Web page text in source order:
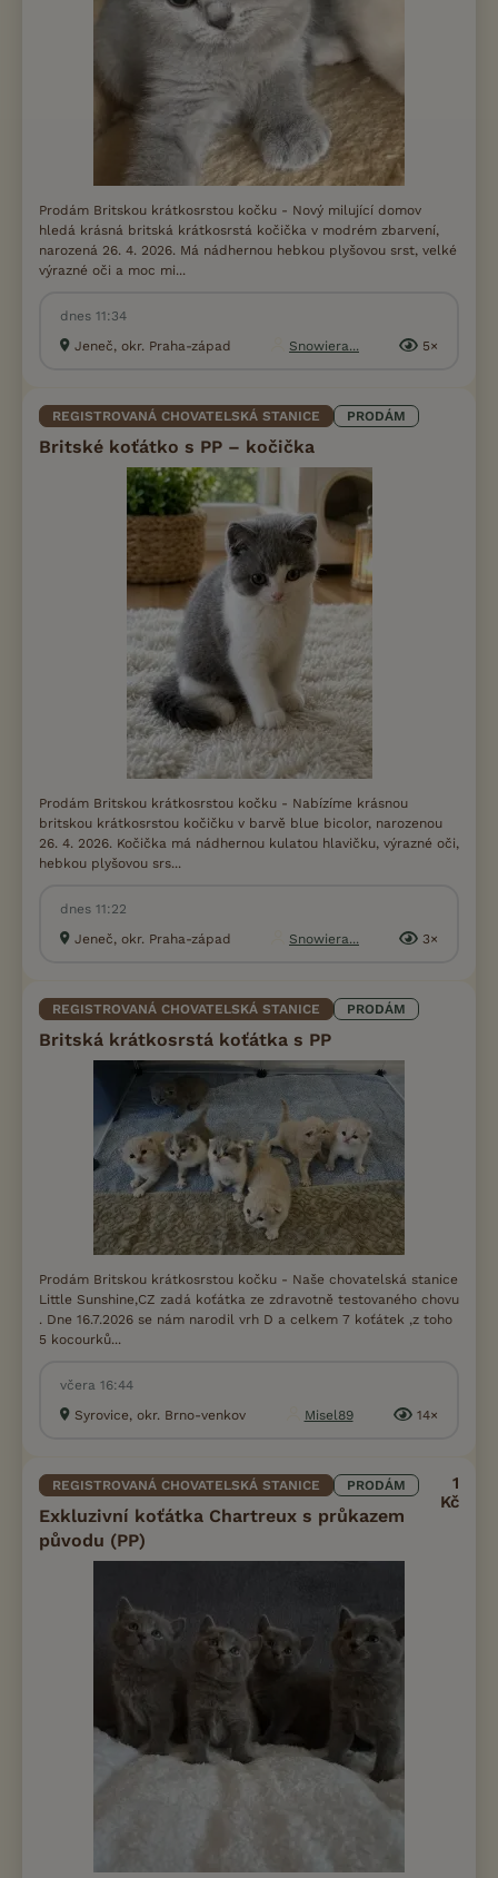
Prodám Britskou krátkosrstou kočku - Nový milující domov
hledá krásná britská krátkosrstá kočička v modrém zbarvení,
narozená 26. 4. 2026. Má nádhernou hebkou plyšovou srst, velké
výrazné oči a moc mi...
dnes 11:34
Jeneč, okr. Praha-západ
Snowiera... 5×
REGISTROVANÁ CHOVATELSKÁ STANICE PRODÁM
Britské koťátko s PP – kočička
Prodám Britskou krátkosrstou kočku - Nabízíme krásnou
britskou krátkosrstou kočičku v barvě blue bicolor, narozenou
26. 4. 2026. Kočička má nádhernou kulatou hlavičku, výrazné oči,
hebkou plyšovou srs...
dnes 11:22
Jeneč, okr. Praha-západ
Snowiera... 3×
REGISTROVANÁ CHOVATELSKÁ STANICE PRODÁM
Britská krátkosrstá koťátka s PP
Prodám Britskou krátkosrstou kočku - Naše chovatelská stanice
Little Sunshine,CZ zadá koťátka ze zdravotně testovaného chovu
. Dne 16.7.2026 se nám narodil vrh D a celkem 7 koťátek ,z toho
5 kocourků...
včera 16:44
Syrovice, okr. Brno-venkov
Misel89 14×
REGISTROVANÁ CHOVATELSKÁ STANICE PRODÁM
Exkluzivní koťátka Chartreux s průkazem
původu (PP)
1
Kč